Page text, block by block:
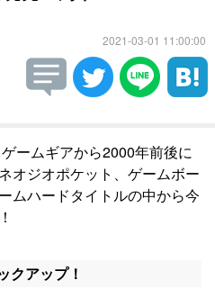
2021-03-01 11:00:00
ームギアから2000年前後に
オジオポケット、ゲームボー
ムハードタイトルの中から今
クアップ！